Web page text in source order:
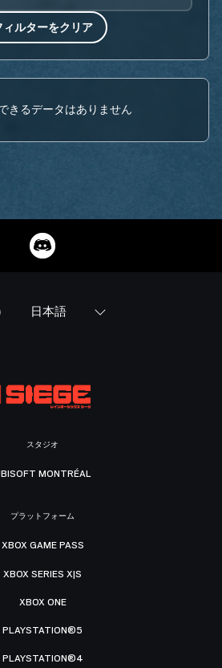
ィルターをクリア
きるデータはありません
日本語
スタジオ
MONTRÉAL
プラットフォーム
XBOX GAME PASS
XBOX SERIES X|S
XBOX ONE
PLAYSTATION®5
PLAYSTATION®4